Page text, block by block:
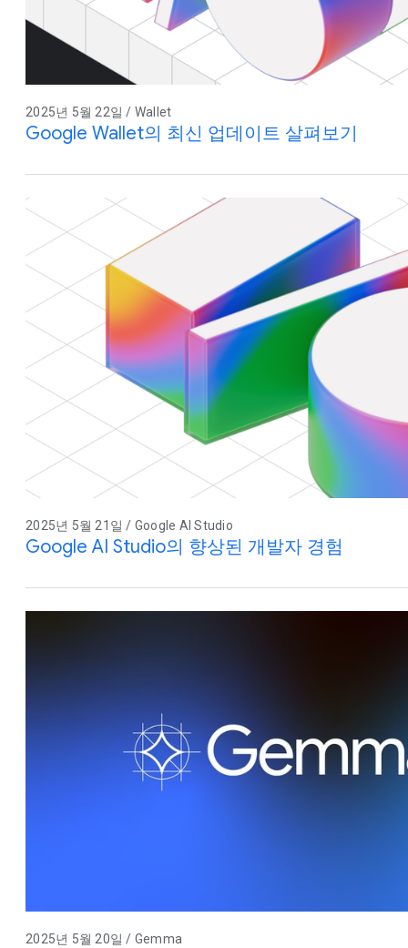
2025년 5월 22일 / Wallet
Google Wallet의 최신 업데이트 살펴보기
2025년 5월 21일 / Google AI Studio
Google AI Studio의 향상된 개발자 경험
2025년 5월 20일 / Gemma